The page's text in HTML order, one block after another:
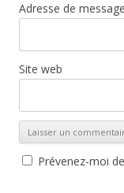
Adresse de
Site web
Prévenez-moi